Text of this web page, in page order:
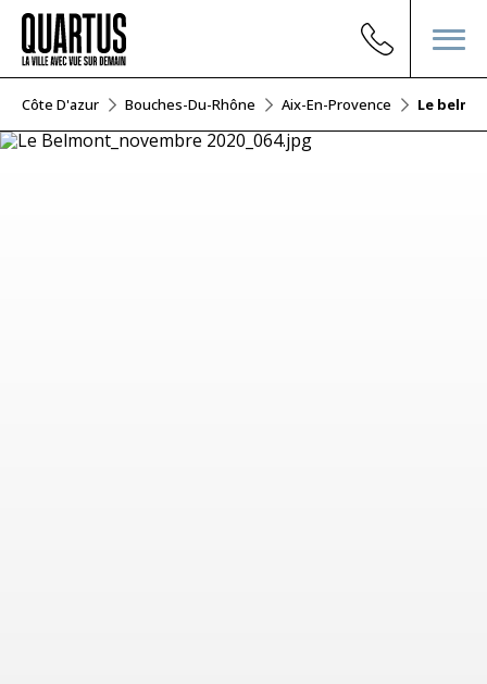
Côte D'azur Bouches-Du-Rhône Aix-En-Provence Le